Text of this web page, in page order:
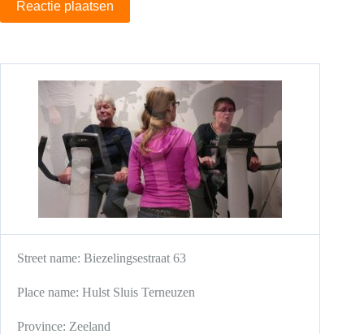
Reactie plaatsen
Street name: Biezelingsestraat 63
Place name: Hulst Sluis Terneuzen
Province: Zeeland